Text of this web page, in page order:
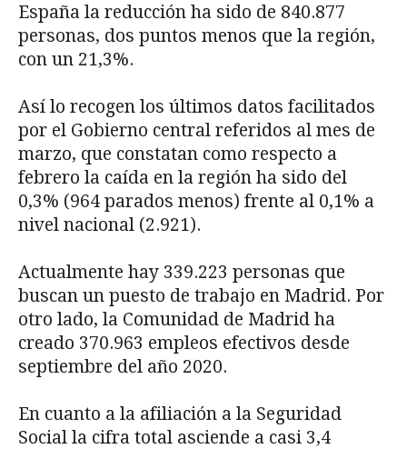
España la reducción ha sido de 840.877
personas, dos puntos menos que la región,
con un 21,3%.
Así lo recogen los últimos datos facilitados
por el Gobierno central referidos al mes de
marzo, que constatan como respecto a
febrero la caída en la región ha sido del
0,3% (964 parados menos) frente al 0,1% a
nivel nacional (2.921).
Actualmente hay 339.223 personas que
buscan un puesto de trabajo en Madrid. Por
otro lado, la Comunidad de Madrid ha
creado 370.963 empleos efectivos desde
septiembre del año 2020.
En cuanto a la afiliación a la Seguridad
Social la cifra total asciende a casi 3,4